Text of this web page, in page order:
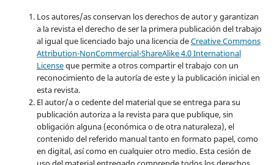
Los autores/as conservan los derechos de autor y garantizan
a la revista el derecho de ser la primera publicación del trabajo
al igual que licenciado bajo una licencia deCreative Commons
Attribution-NonCommercial-ShareAlike 4.0 International
Licenseque permite a otros compartir el trabajo con un
reconocimiento de la autoría de este y la publicación inicial en
esta revista.
El autor/a o cedente del material que se entrega para su
publicación autoriza a la revista para que publique, sin
obligación alguna (económica o de otra naturaleza), el
contenido del referido manual tanto en formato papel, como
en digital, así como en cualquier otro medio. Esta cesión de